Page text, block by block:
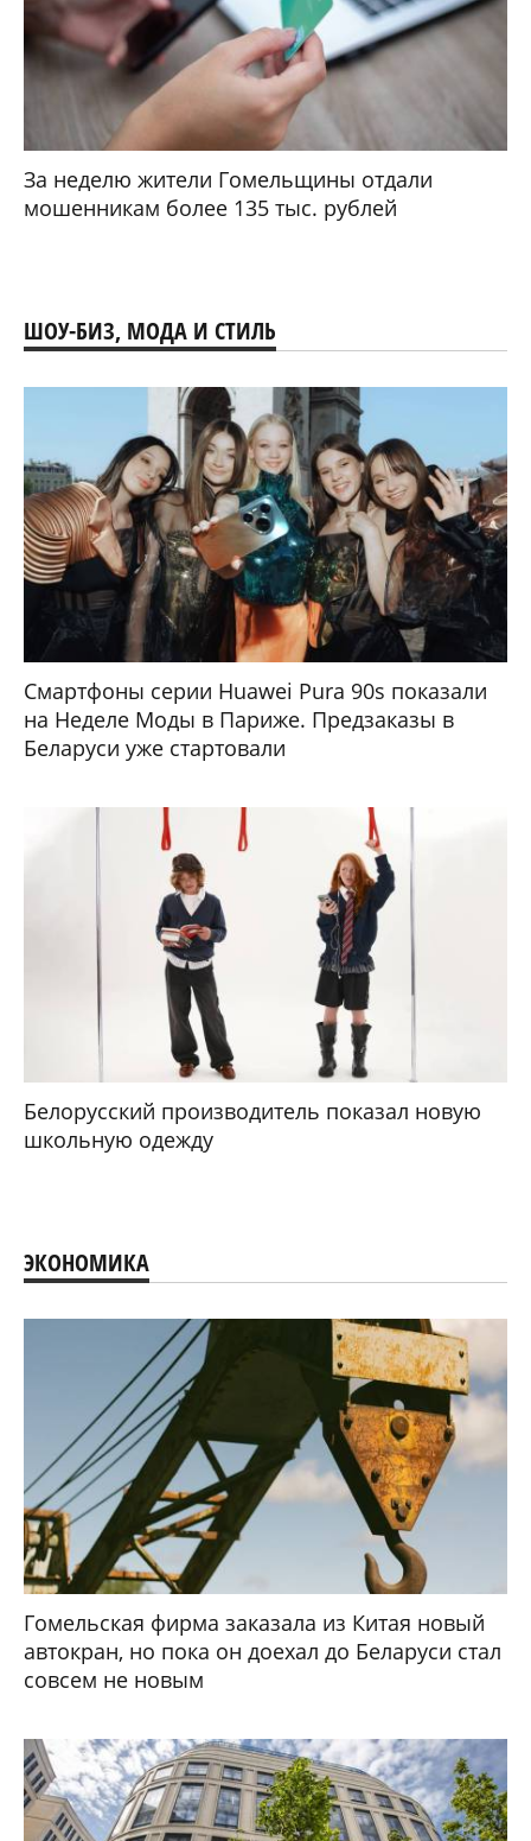
За неделю жители Гомельщины отдали
мошенникам более 135 тыс. рублей
ШОУ-БИЗ, МОДА И СТИЛЬ
Смартфоны серии Huawei Pura 90s показали
на Неделе Моды в Париже. Предзаказы в
Беларуси уже стартовали
Белорусский производитель показал новую
школьную одежду
ЭКОНОМИКА
Гомельская фирма заказала из Китая новый
автокран, но пока он доехал до Беларуси стал
совсем не новым